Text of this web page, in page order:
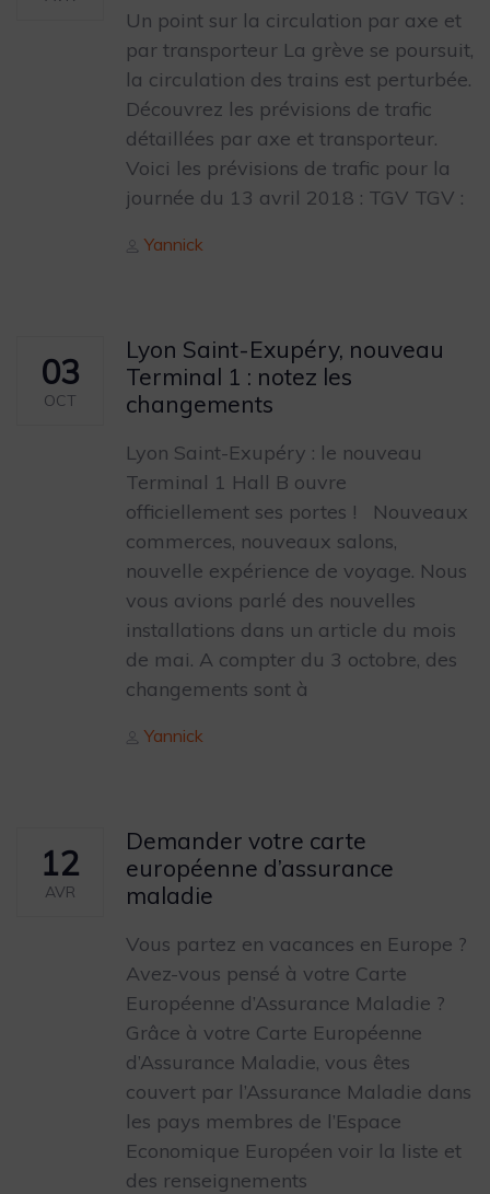
Un point sur la circulation par axe et
par transporteur La grève se poursuit,
la circulation des trains est perturbée.
Découvrez les prévisions de trafic
détaillées par axe et transporteur.
Voici les prévisions de trafic pour la
journée du 13 avril 2018 : TGV TGV :
Author
Yannick
03
OCT
Lyon Saint-Exupéry, nouveau
Terminal 1 : notez les
changements
Lyon Saint-Exupéry : le nouveau
Terminal 1 Hall B ouvre
officiellement ses portes ! Nouveaux
commerces, nouveaux salons,
nouvelle expérience de voyage. Nous
vous avions parlé des nouvelles
installations dans un article du mois
de mai. A compter du 3 octobre, des
changements sont à
Author
Yannick
12
AVR
Demander votre carte
européenne d’assurance
maladie
Vous partez en vacances en Europe ?
Avez-vous pensé à votre Carte
Européenne d’Assurance Maladie ?
Grâce à votre Carte Européenne
d’Assurance Maladie, vous êtes
couvert par l’Assurance Maladie dans
les pays membres de l’Espace
Economique Européen voir la liste et
des renseignements